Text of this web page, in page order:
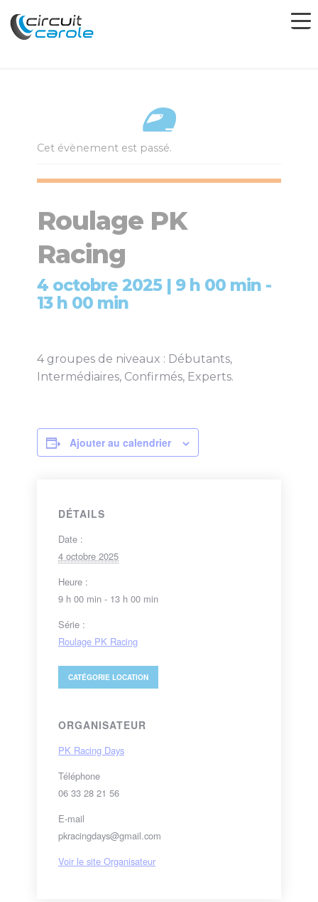
Cet évènement est passé.
Roulage PK
Racing
4 octobre 2025 | 9 h 00 min -
13 h 00 min
4 groupes de niveaux : Débutants,
Intermédiaires, Confirmés, Experts.
Ajouter au calendrier
DÉTAILS
Date :
4 octobre 2025
Heure :
9 h 00 min - 13 h 00 min
Série :
Roulage PK Racing
CATÉGORIELOCATION
ORGANISATEUR
PK Racing Days
Téléphone
06 33 28 21 56
E-mail
pkracingdays@gmail.com
Voir le site Organisateur